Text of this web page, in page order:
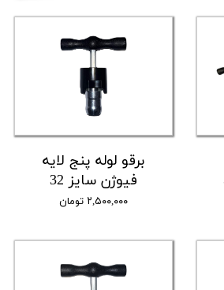
برقو لوله پنج لایه
فیوژن سایز 32
۲,۵۰۰,۰۰۰ تومان